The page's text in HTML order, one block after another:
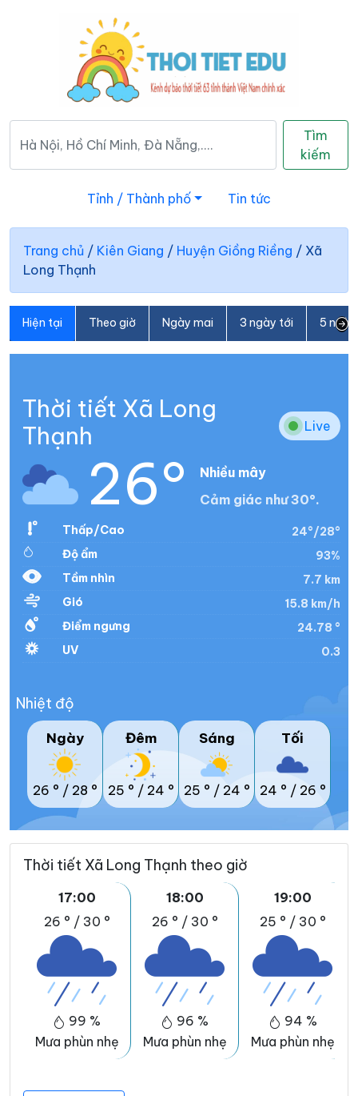
Tìm
kiếm
Tỉnh / Thành phố Tin tức
Trang chủ / Kiên Giang / Huyện Giồng Riềng / Xã
Long Thạnh
Hiện tại Theo giờ Ngày mai 3 ngày tới 5
Thời tiết Xã Long
Thạnh
Live
26°
Nhiều mây
Cảm giác như 30°.
Thấp/Cao
24°/28°
Độ ẩm
93%
Tầm nhìn
7.7 km
Gió
15.8 km/h
Điểm ngưng
24.78 °
UV
0.3
Nhiệt độ
Ngày
26 ° / 28 °
Đêm
25 ° / 24 °
Sáng
25 ° / 24 °
Tối
24 ° / 26 °
Thời tiết Xã Long Thạnh theo giờ
17:00
26 ° / 30 °
99 %
Mưa phùn nhẹ
18:00
26 ° / 30 °
96 %
Mưa phùn nhẹ
19:00
25 ° / 30 °
94 %
Mưa phùn nhẹ